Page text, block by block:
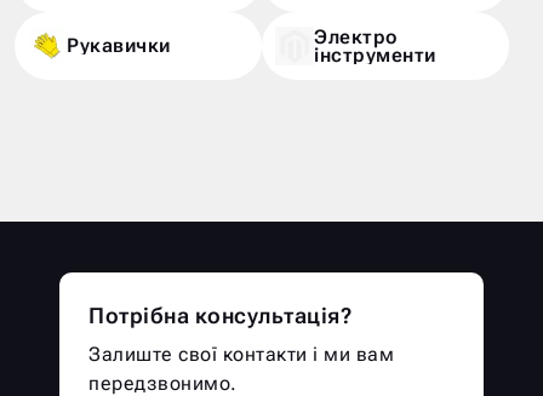
Рукавички Электро
iнструменти
Потрібна консультація?
Залиште свої контакти і ми вам
передзвонимо.